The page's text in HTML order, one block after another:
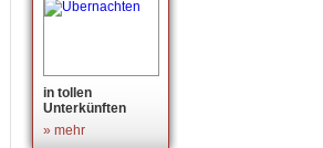
in tollen
Unterkünften
» mehr